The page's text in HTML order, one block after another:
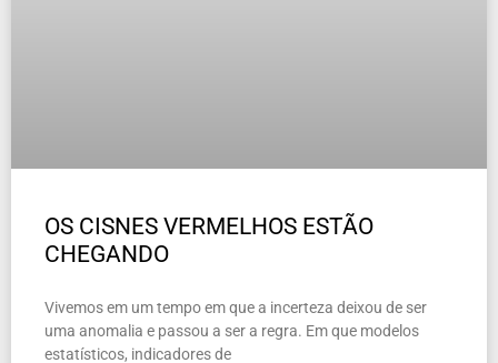
OS CISNES VERMELHOS ESTÃO
CHEGANDO
Vivemos em um tempo em que a incerteza deixou de ser
uma anomalia e passou a ser a regra. Em que modelos
estatísticos, indicadores de